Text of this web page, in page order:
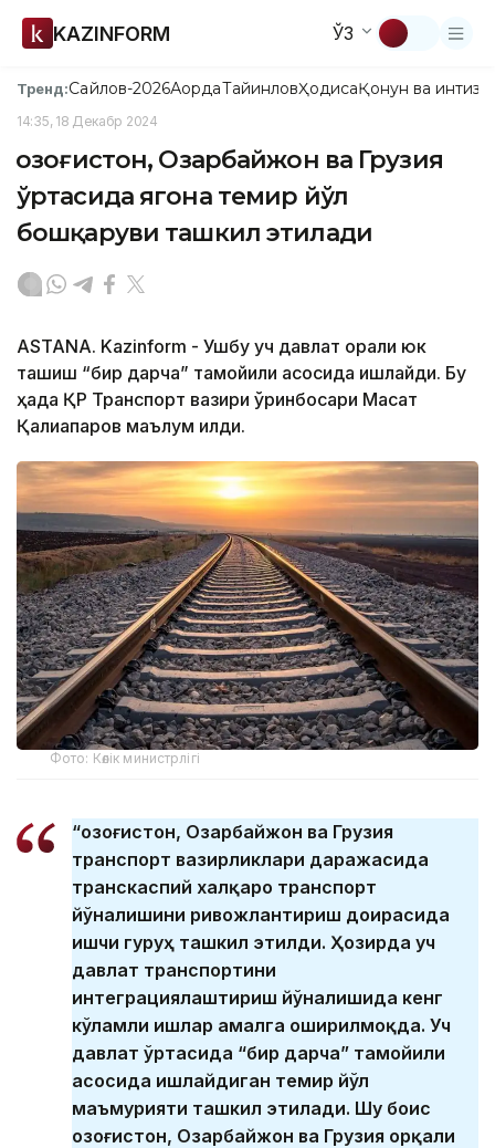
KAZINFORM ЎЗ
Тренд:Сайлов-2026АқордаТайинловҲодисаҚонун ва
14:35, 18 Декабр 2024
Қозоғистон, Озарбайжон ва Грузия
ўртасида ягона темир йўл
бошқаруви ташкил этилади
ASTANA. Kazinform - Ушбу уч давлат орқали юк
ташиш “бир дарча” тамойили асосида ишлайди. Бу
ҳақда ҚР Транспорт вазири ўринбосари Мақсат
Қалиақпаров маълум қилди.
Фото: Көлік министрлігі
“Қозоғистон, Озарбайжон ва Грузия
транспорт вазирликлари даражасида
транскаспий халқаро транспорт
йўналишини ривожлантириш доирасида
ишчи гуруҳ ташкил этилди. Ҳозирда уч
давлат транспортини
интеграциялаштириш йўналишида кенг
кўламли ишлар амалга оширилмоқда. Уч
давлат ўртасида “бир дарча” тамойили
асосида ишлайдиган темир йўл
маъмурияти ташкил этилади. Шу боис
Қозоғистон, Озарбайжон ва Грузия орқали